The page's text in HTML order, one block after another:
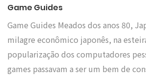
Game Guides
Game Guides Meados dos anos 80,
milagre econômico japonês, na
popularização dos computadores
games passavam a ser um bem de